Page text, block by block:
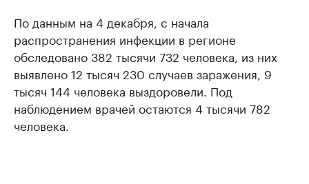
По данным на 4 декабря, с начала
распространения инфекции в регионе
обследовано 382 тысячи 732 человека, из них
выявлено 12 тысяч 230 случаев заражения, 9
тысяч 144 человека выздоровели. Под
наблюдением врачей остаются 4 тысячи 782
человека.